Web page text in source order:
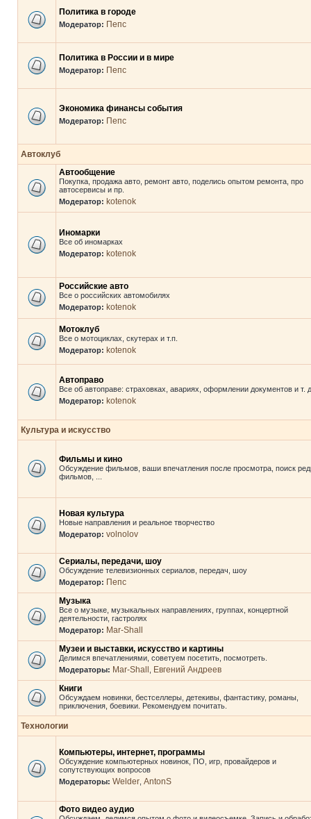
Политика в городе
Модератор: Пепс
Политика в России и в мире
Модератор: Пепс
Экономика финансы события
Модератор: Пепс
Автоклуб
Автообщение
Покупка, продажа авто, ремонт авто, поделись опытом ремонта, про
автосервисы и пр.
Модератор: kotenok
Иномарки
Все об иномарках
Модератор: kotenok
Российские авто
Все о российских автомобилях
Модератор: kotenok
Мотоклуб
Все о мотоциклах, скутерах и т.п.
Модератор: kotenok
Автоправо
Все об автоправе: страховках, авариях, оформлении документов и т.
Модератор: kotenok
Культура и искусство
Фильмы и кино
Обсуждение фильмов, ваши впечатления после просмотра, поиск
фильмов, ...
Новая культура
Новые направления и реальное творчество
Модератор: volnolov
Сериалы, передачи, шоу
Обсуждение телевизионных сериалов, передач, шоу
Модератор: Пепс
Музыка
Все о музыке, музыкальных направлениях, группах, концертной
деятельности, гастролях
Модератор: Mar-Shall
Музеи и выставки, искусство и картины
Делимся впечатлениями, советуем посетить, посмотреть.
Модераторы: Mar-Shall
Евгений Андреев
Книги
Обсуждаем новинки, бестселлеры, детекивы, фантастику, романы,
приключения, боевики. Рекомендуем почитать.
Технологии
Компьютеры, интернет, программы
Обсуждение компьютерных новинок, ПО, игр, провайдеров и
сопутствующих вопросов
Модераторы: Welder AntonS
Фото видео аудио